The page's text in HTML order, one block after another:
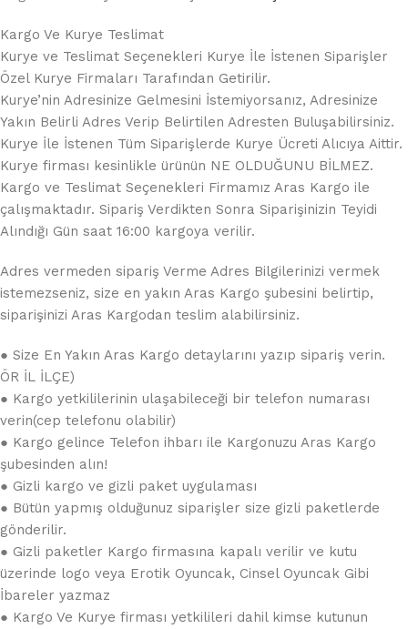
Kargo Ve Kurye Teslimat
Kurye ve Teslimat Seçenekleri Kurye İle İstenen Siparişler
Özel Kurye Firmaları Tarafından Getirilir.
Kurye’nin Adresinize Gelmesini İstemiyorsanız, Adresinize
Yakın Belirli Adres Verip Belirtilen Adresten Buluşabilirsiniz.
Kurye İle İstenen Tüm Siparişlerde Kurye Ücreti Alıcıya Aittir.
Kurye firması kesinlikle ürünün NE OLDUĞUNU BİLMEZ.
Kargo ve Teslimat Seçenekleri Firmamız Aras Kargo ile
çalışmaktadır. Sipariş Verdikten Sonra Siparişinizin Teyidi
Alındığı Gün saat 16:00 kargoya verilir.
Adres vermeden sipariş Verme Adres Bilgilerinizi vermek
istemezseniz, size en yakın Aras Kargo şubesini belirtip,
siparişinizi Aras Kargodan teslim alabilirsiniz.
● Size En Yakın Aras Kargo detaylarını yazıp sipariş verin.
ÖR İL İLÇE)
● Kargo yetkililerinin ulaşabileceği bir telefon numarası
verin(cep telefonu olabilir)
● Kargo gelince Telefon ihbarı ile Kargonuzu Aras Kargo
şubesinden alın!
● Gizli kargo ve gizli paket uygulaması
● Bütün yapmış olduğunuz siparişler size gizli paketlerde
gönderilir.
● Gizli paketler Kargo firmasına kapalı verilir ve kutu
üzerinde logo veya Erotik Oyuncak, Cinsel Oyuncak Gibi
İbareler yazmaz
● Kargo Ve Kurye firması yetkilileri dahil kimse kutunun